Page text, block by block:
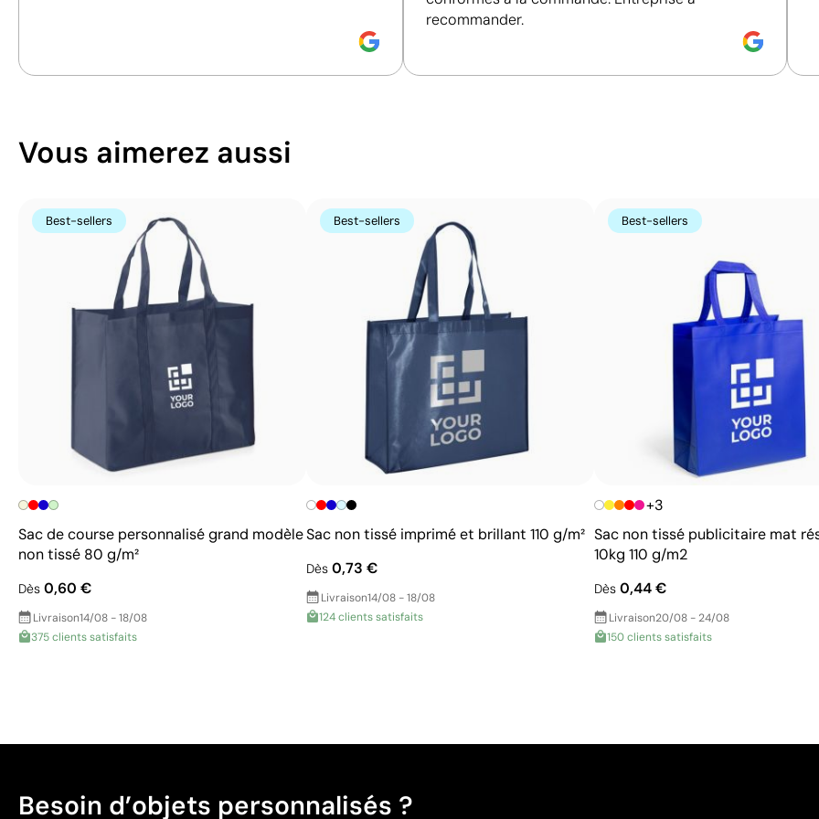
Couleurs unies intenses avec un excellent
Possibilité d’impression avec couleurs Pantone®
exactes
Excellent rapport qualité-prix pour les grandes
séries
Idéale pour logos simples sans détails fins
recommander.
Vous aimerez aussi
Best-sellers
Sac de course personnalisé grand modèle
non tissé 80 g/m²
Dès 0,60 €
Livraison14/08 - 18/08
375 clients satisfaits
Best-sellers
Sac non tissé imprimé et brillant 110 g/m²
Dès0,73 €
Livraison14/08 - 18/08
124 clients satisfaits
Best-sellers
+3
Sac non tissé publicitaire mat
10kg 110 g/m2
Dès0,44 €
Livraison20/08 - 24/08
150 clients satisfaits
Besoin d’objets personnalisés ?